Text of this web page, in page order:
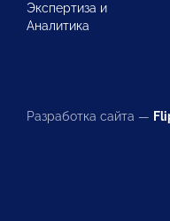
Экспертиза и
Аналитика
Разработка сайта —